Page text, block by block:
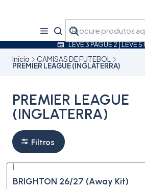
LEVE 3 PAGUE 2 | LEVE
Início CAMISAS DE FUTEBOL
PREMIER LEAGUE (INGLATERRA)
PREMIER LEAGUE
(INGLATERRA)
Filtros
BRIGHTON 26/27 (Away Kit)